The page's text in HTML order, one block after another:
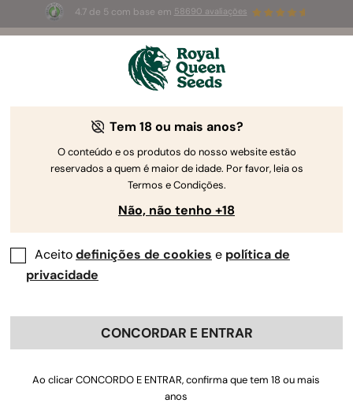
4.7 de 5 com base em 58690 avaliações
3 sementes White Widow Auto
Tem 18 ou mais anos?
O conteúdo e os produtos do nosso website estão
reservados a quem é maior de idade. Por favor, leia os
Termos e Condições.
Não, não tenho +18
Aceitodefinições de cookies e política de
privacidade
CONCORDAR E ENTRAR
Ao clicar CONCORDO E ENTRAR, confirma que tem 18 ou mais
anos